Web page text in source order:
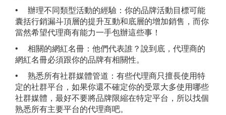
• 辦理不同類型活動的經驗：你的品牌活動目標可能
囊括行銷漏斗頂層的提升互動和底層的增加銷售，而你
當然希望代理商有能力一手包辦這些事！
• 相關的網紅名冊：他們代表誰？說到底，代理商的
網紅名冊必須跟你的品牌有相關性。
• 熟悉所有社群媒體管道：有些代理商只擅長使用特
定的社群平台，如果你還不確定你的受眾大多使用哪些
社群媒體，最好不要將品牌限縮在特定平台，所以找個
熟悉所有主要平台的代理商吧。